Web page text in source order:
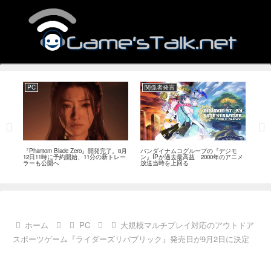
PC
『Phantom Blade Zero』開発完了。8月
12日11時に予約開始、11分の新トレー
ラーも公開へ
関係者発言
バンダイナムコグループの『デジモ
ン』IPが過去最高益 2000年のアニメ
放送当時を上回る
ホーム PC
大規模マルチプレイ対応のアウトドア
スポーツゲーム『ライダーズリパブリック』発売日が9月2日に決定